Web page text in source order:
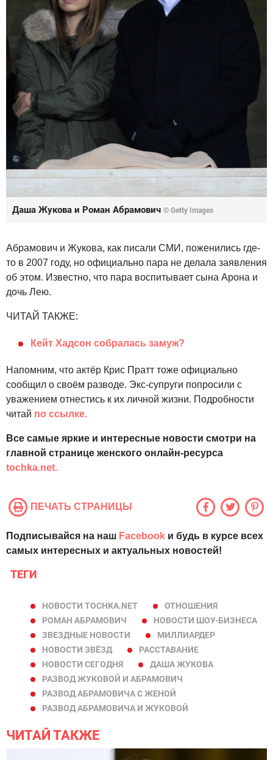
Даша Жукова и Роман Абрамович © Getty Images
Абрамович и Жукова, как писали СМИ, поженились где-
то в 2007 году, но официально пара не делала заявления
об этом. Известно, что пара воспитывает сына Арона и
дочь Лею.
ЧИТАЙ ТАКЖЕ:
Кейт Хадсон собралась замуж?
Напомним, что актёр Крис Пратт тоже официально
сообщил о своём разводе. Экс-супруги попросили с
уважением отнестись к их личной жизни. Подробности
читай по ссылке.
Все самые яркие и интересные новости смотри на
главной странице женского онлайн-ресурса
tochka.net.
ПЕЧАТЬ СТРАНИЦЫ
Подписывайся на наш Facebook и будь в курсе всех
самых интересных и актуальных новостей!
ТЕГИ
НОВОСТИ TOCHKA.NET
ОТНОШЕНИЯ
РОМАН АБРАМОВИЧ
НОВОСТИ ШОУ-БИЗНЕСА
ЗВЕЗДНЫЕ НОВОСТИ
МИЛЛИАРДЕР
НОВОСТИ ЗВЁЗД
РАССТАВАНИЕ
НОВОСТИ СЕГОДНЯ
ДАША ЖУКОВА
РАЗВОД ЖУКОВОЙ И АБРАМОВИЧ
РАЗВОД АБРАМОВИЧА С ЖЕНОЙ
РАЗВОД АБРАМОВИЧА И ЖУКОВОЙ
ЧИТАЙ ТАКЖЕ